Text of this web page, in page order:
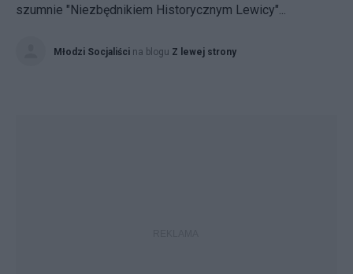
szumnie "Niezbędnikiem Historycznym Lewicy"...
Młodzi Socjaliści na blogu Z lewej strony